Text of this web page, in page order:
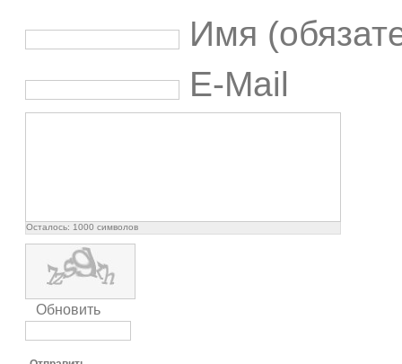
Имя
E-Mail
Осталось: 1000 символов
Обновить